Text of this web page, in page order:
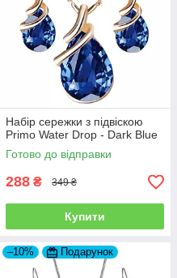
Набір сережки з підвіскою
Primo Water Drop - Dark Blue
Готово до відправки
288 ₴ 349 ₴
Купити
–10% Подарунок